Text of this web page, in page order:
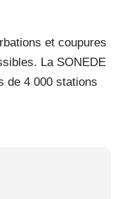
et coupures
La SONEDE
de 4 000 stations